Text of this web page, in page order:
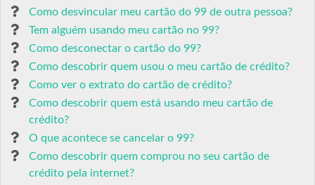
Como desvincular meu cartão do 99 de outra pessoa?
Tem alguém usando meu cartão no 99?
Como desconectar o cartão do 99?
Como descobrir quem usou o meu cartão de crédito?
Como ver o extrato do cartão de crédito?
Como descobrir quem está usando meu cartão de
crédito?
O que acontece se cancelar o 99?
Como descobrir quem comprou no seu cartão de
crédito pela internet?